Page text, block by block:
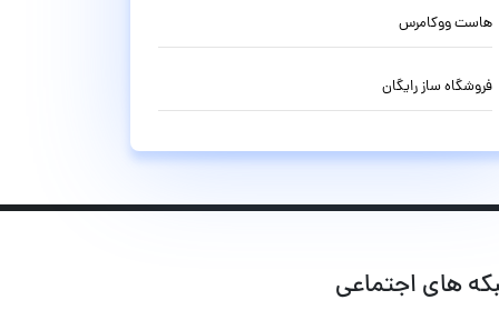
هاست ووکامرس
فروشگاه ساز رایگان
های اجتماعی